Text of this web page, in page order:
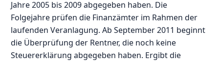
Jahre 2005 bis 2009 abgegeben haben. Die
Folgejahre prüfen die Finanzämter im Rahmen der
laufenden Veranlagung. Ab September 2011 beginnt
die Überprüfung der Rentner, die noch keine
Steuererklärung abgegeben haben. Ergibt die